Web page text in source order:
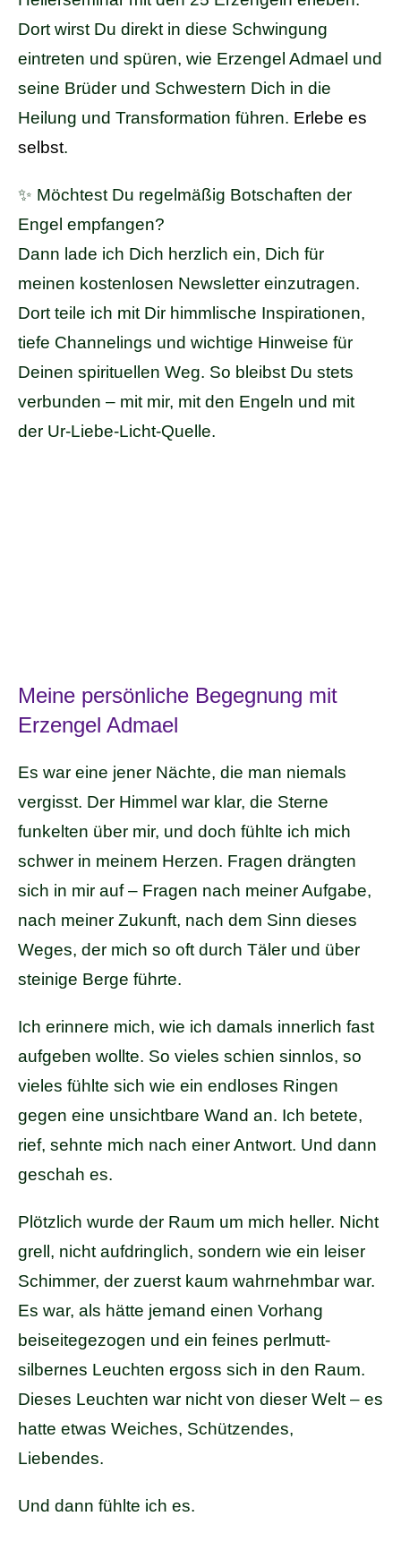
Dort wirst Du direkt in diese Schwingung
eintreten und spüren, wie Erzengel Admael und
seine Brüder und Schwestern Dich in die
Heilung und Transformation führen. Erlebe es
selbst.
✨ Möchtest Du regelmäßig Botschaften der
Engel empfangen?
Dann lade ich Dich herzlich ein, Dich für
meinen kostenlosen Newsletter einzutragen.
Dort teile ich mit Dir himmlische Inspirationen,
tiefe Channelings und wichtige Hinweise für
Deinen spirituellen Weg. So bleibst Du stets
verbunden – mit mir, mit den Engeln und mit
der Ur-Liebe-Licht-Quelle.
Meine persönliche Begegnung mit
Erzengel Admael
Es war eine jener Nächte, die man niemals
vergisst. Der Himmel war klar, die Sterne
funkelten über mir, und doch fühlte ich mich
schwer in meinem Herzen. Fragen drängten
sich in mir auf – Fragen nach meiner Aufgabe,
nach meiner Zukunft, nach dem Sinn dieses
Weges, der mich so oft durch Täler und über
steinige Berge führte.
Ich erinnere mich, wie ich damals innerlich fast
aufgeben wollte. So vieles schien sinnlos, so
vieles fühlte sich wie ein endloses Ringen
gegen eine unsichtbare Wand an. Ich betete,
rief, sehnte mich nach einer Antwort. Und dann
geschah es.
Plötzlich wurde der Raum um mich heller. Nicht
grell, nicht aufdringlich, sondern wie ein leiser
Schimmer, der zuerst kaum wahrnehmbar war.
Es war, als hätte jemand einen Vorhang
beiseitegezogen und ein feines perlmutt-
silbernes Leuchten ergoss sich in den Raum.
Dieses Leuchten war nicht von dieser Welt – es
hatte etwas Weiches, Schützendes,
Liebendes.
Und dann fühlte ich es.